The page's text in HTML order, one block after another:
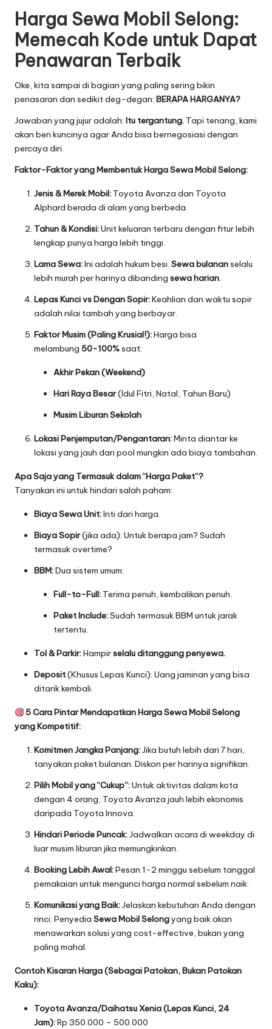
Harga Sewa Mobil Selong:
Memecah Kode untuk Dapat
Penawaran Terbaik
Oke, kita sampai di bagian yang paling sering bikin
penasaran dan sedikit deg-degan: BERAPA HARGANYA?
Jawaban yang jujur adalah: Itu tergantung. Tapi tenang, kami
akan beri kuncinya agar Anda bisa bernegosiasi dengan
percaya diri.
Faktor-Faktor yang Membentuk Harga Sewa Mobil Selong:
Jenis & Merek Mobil: Toyota Avanza dan Toyota
Alphard berada di alam yang berbeda.
Tahun & Kondisi:Unit keluaran terbaru dengan fitur lebih
lengkap punya harga lebih tinggi.
Lama Sewa:Ini adalah hukum besi. Sewa bulananselalu
lebih murah per harinya dibanding sewa harian.
Lepas Kunci vs Dengan Sopir:Keahlian dan waktu sopir
adalah nilai tambah yang berbayar.
Faktor Musim (Paling Krusial!):Harga bisa
melambung 50-100%saat:
Akhir Pekan (Weekend)
Hari Raya Besar(Idul Fitri, Natal, Tahun Baru)
Musim Liburan Sekolah
Lokasi Penjemputan/Pengantaran:Minta diantar ke
lokasi yang jauh dari pool mungkin ada biaya tambahan.
Apa Saja yang Termasuk dalam “Harga Paket”?
Tanyakan ini untuk hindari salah paham:
Biaya Sewa Unit:Inti dari harga.
Biaya Sopir(jika ada): Untuk berapa jam? Sudah
termasuk overtime?
BBM:Dua sistem umum:
Full-to-Full: Terima penuh, kembalikan penuh.
Paket Include:Sudah termasuk BBM untuk jarak
tertentu.
Tol & Parkir:Hampirselalu ditanggung penyewa.
Deposit(Khusus Lepas Kunci): Uang jaminan yang bisa
ditarik kembali.
5 Cara Pintar Mendapatkan Harga Sewa Mobil Selong
yang Kompetitif:
Komitmen Jangka Panjang:Jika butuh lebih dari 7 hari,
tanyakan paket bulanan. Diskon per harinya signifikan.
Pilih Mobil yang “Cukup”:Untuk aktivitas dalam kota
dengan 4 orang, Toyota Avanza jauh lebih ekonomis
daripada Toyota Innova.
Hindari Periode Puncak:Jadwalkan acara di weekday di
luar musim liburan jika memungkinkan.
Booking Lebih Awal:Pesan 1-2 minggu sebelum tanggal
pemakaian untuk mengunci harga normal sebelum naik.
Komunikasi yang Baik:Jelaskan kebutuhan Anda dengan
rinci. Penyedia Sewa Mobil Selongyang baik akan
menawarkan solusi yang cost-effective, bukan yang
paling mahal.
Contoh Kisaran Harga (Sebagai Patokan, Bukan Patokan
Kaku):
Toyota Avanza/Daihatsu Xenia (Lepas Kunci, 24
Jam):Rp 350.000 – 500.000